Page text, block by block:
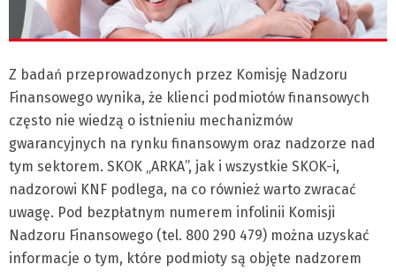
Z badań przeprowadzonych przez Komisję Nadzoru
Finansowego wynika, że klienci podmiotów finansowych
często nie wiedzą o istnieniu mechanizmów
gwarancyjnych na rynku finansowym oraz nadzorze nad
tym sektorem. SKOK „ARKA”, jak i wszystkie SKOK-i,
nadzorowi KNF podlega, na co również warto zwracać
uwagę. Pod bezpłatnym numerem infolinii Komisji
Nadzoru Finansowego (tel. 800 290 479) można uzyskać
informacje o tym, które podmioty są objęte nadzorem